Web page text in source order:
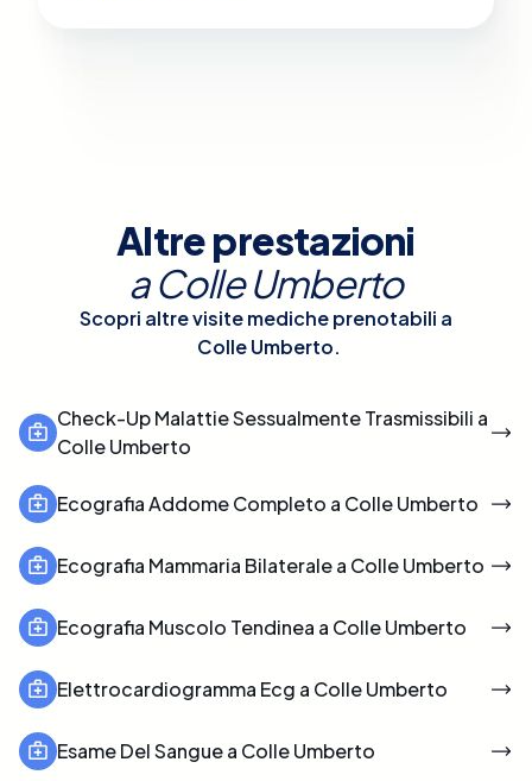
Altre prestazioni
aColle Umberto
Scopri altre visite mediche prenotabili a
Colle Umberto.
Check-Up Malattie Sessualmente Trasmissibili a
Colle Umberto
Ecografia Addome Completo a Colle Umberto
Ecografia Mammaria Bilaterale a Colle Umberto
Ecografia Muscolo Tendinea a Colle Umberto
Elettrocardiogramma Ecg a Colle Umberto
Esame Del Sangue a Colle Umberto